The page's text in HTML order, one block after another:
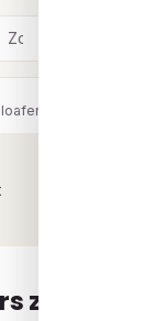
zwart
zwart